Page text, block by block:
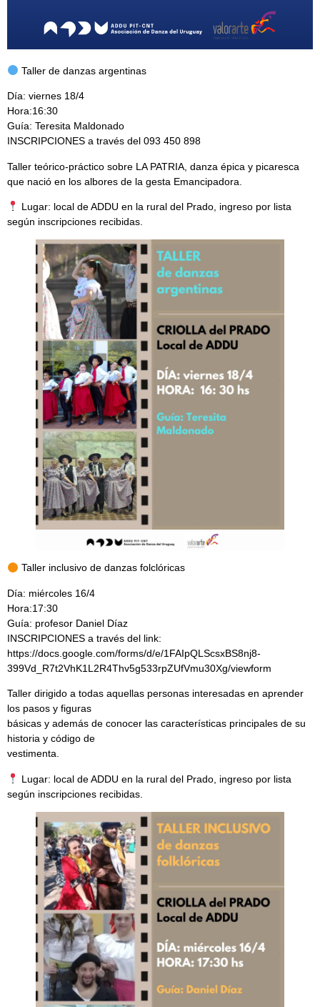
Taller de danzas argentinas
Día: viernes 18/4
Hora:16:30
Guía: Teresita Maldonado
INSCRIPCIONES a través del 093 450 898
Taller teórico-práctico sobre LA PATRIA, danza épica y picaresca
que nació en los albores de la gesta Emancipadora.
Lugar: local de ADDU en la rural del Prado, ingreso por lista
según inscripciones recibidas.
Taller inclusivo de danzas folclóricas
Día: miércoles 16/4
Hora:17:30
Guía: profesor Daniel Díaz
INSCRIPCIONES a través del link:
https://docs.google.com/forms/d/e/1FAIpQLScsxBS8nj8-
399Vd_R7t2VhK1L2R4Thv5g533rpZUfVmu30Xg/viewform
Taller dirigido a todas aquellas personas interesadas en aprender
los pasos y figuras
básicas y además de conocer las características principales de su
historia y código de
vestimenta.
Lugar: local de ADDU en la rural del Prado, ingreso por lista
según inscripciones recibidas.